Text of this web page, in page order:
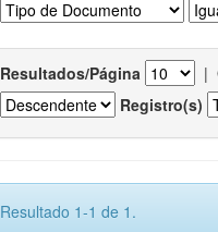
Resultados/Página |
Registro(s)
Resultado 1-1 de 1.